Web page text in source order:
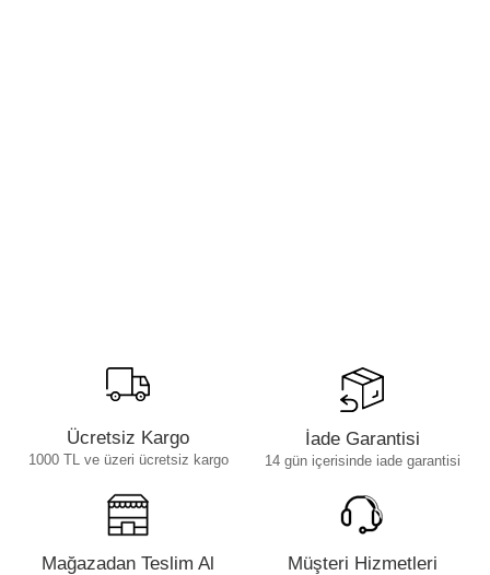
Ücretsiz Kargo
1000 TL ve üzeri ücretsiz kargo
İade Garantisi
14 gün içerisinde iade garantisi
Mağazadan Teslim Al Müşteri Hizmetleri